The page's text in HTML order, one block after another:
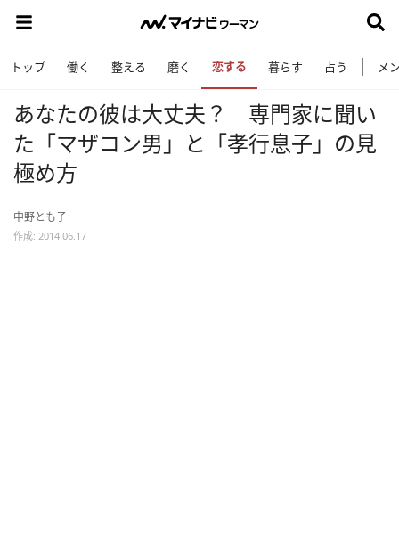
トップ 働く 整える 磨く 恋する 暮らす 占う メ
あなたの彼は大丈夫？ 専門家に聞い
た「マザコン男」と「孝行息子」の見
極め方
中野とも子
作成: 2014.06.17